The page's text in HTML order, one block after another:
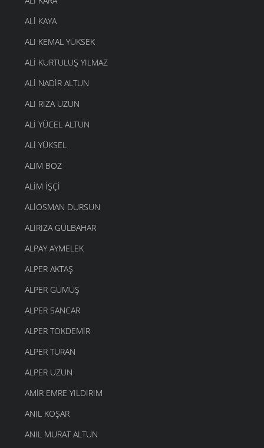
ALI KAYA
ALI KEMAL YÜKSEK
ALI KURTULUŞ YILMAZ
ALI NADIR ALTUN
ALI RIZA UZUN
ALI YÜCEL ALTUN
ALI YÜKSEL
ALIM BOZ
ALIM İŞÇI
ALIOSMAN DURSUN
ALIRIZA GÜLBAHAR
ALPAY AYMELEK
ALPER AKTAŞ
ALPER GÜMÜŞ
ALPER SANCAR
ALPER TOKDEMIR
ALPER TURAN
ALPER UZUN
AMIR EMRE YILDIRIM
ANIL KOŞAR
ANIL MURAT ALTUN